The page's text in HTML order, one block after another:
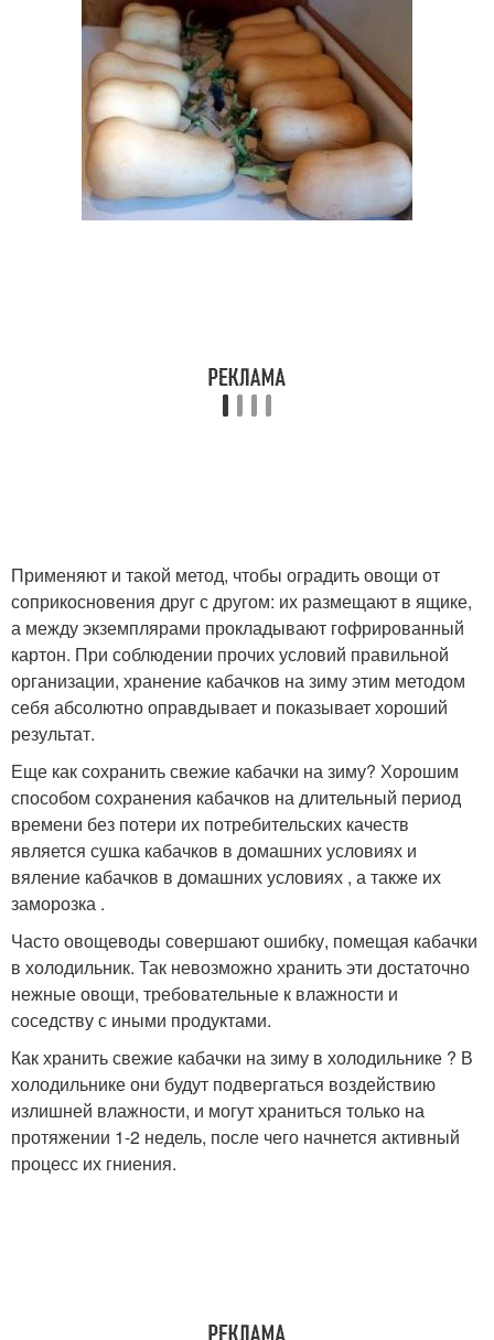
Применяют и такой метод, чтобы оградить овощи от
соприкосновения друг с другом: их размещают в ящике,
а между экземплярами прокладывают гофрированный
картон. При соблюдении прочих условий правильной
организации, хранение кабачков на зиму этим методом
себя абсолютно оправдывает и показывает хороший
результат.
Еще как сохранить свежие кабачки на зиму? Хорошим
способом сохранения кабачков на длительный период
времени без потери их потребительских качеств
является сушка кабачков в домашних условиях и
вяление кабачков в домашних условиях , а также их
заморозка .
Часто овощеводы совершают ошибку, помещая кабачки
в холодильник. Так невозможно хранить эти достаточно
нежные овощи, требовательные к влажности и
соседству с иными продуктами.
Как хранить свежие кабачки на зиму в холодильнике ? В
холодильнике они будут подвергаться воздействию
излишней влажности, и могут храниться только на
протяжении 1-2 недель, после чего начнется активный
процесс их гниения.